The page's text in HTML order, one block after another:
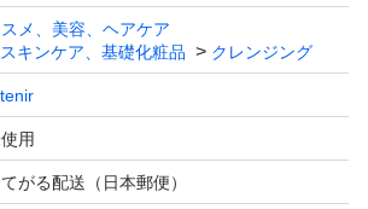
未使用
となります。
スメ、美容、ヘアケア
スキンケア、基礎化粧品
クレンジング
用
がる配送（日本郵便）